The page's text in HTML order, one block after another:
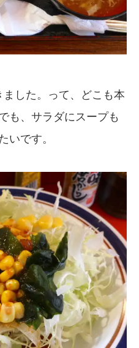
した。って、どこも本
も、サラダにスープも
いです。